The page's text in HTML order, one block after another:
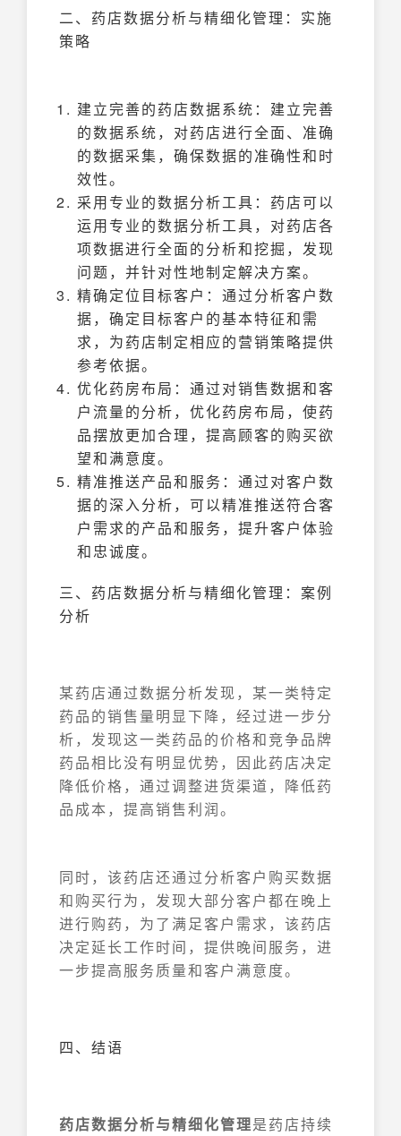
二、药店数据分析与精细化管理：实施
策略
建立完善的药店数据系统：建立完善
的数据系统，对药店进行全面、准确
的数据采集，确保数据的准确性和时
效性。
采用专业的数据分析工具：药店可以
运用专业的数据分析工具，对药店各
项数据进行全面的分析和挖掘，发现
问题，并针对性地制定解决方案。
精确定位目标客户：通过分析客户数
据，确定目标客户的基本特征和需
求，为药店制定相应的营销策略提供
参考依据。
优化药房布局：通过对销售数据和客
户流量的分析，优化药房布局，使药
品摆放更加合理，提高顾客的购买欲
望和满意度。
精准推送产品和服务：通过对客户数
据的深入分析，可以精准推送符合客
户需求的产品和服务，提升客户体验
和忠诚度。
三、药店数据分析与精细化管理：案例
分析
某药店通过数据分析发现，某一类特定
药品的销售量明显下降，经过进一步分
析，发现这一类药品的价格和竞争品牌
药品相比没有明显优势，因此药店决定
降低价格，通过调整进货渠道，降低药
品成本，提高销售利润。
同时，该药店还通过分析客户购买数据
和购买行为，发现大部分客户都在晚上
进行购药，为了满足客户需求，该药店
决定延长工作时间，提供晚间服务，进
一步提高服务质量和客户满意度。
四、结语
药店数据分析与精细化管理是药店持续